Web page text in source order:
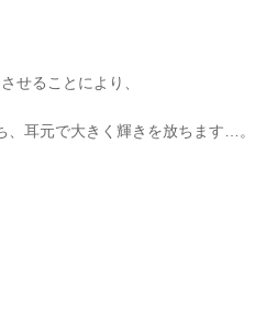
せることにより、
、耳元で大きく輝きを放ちます…。